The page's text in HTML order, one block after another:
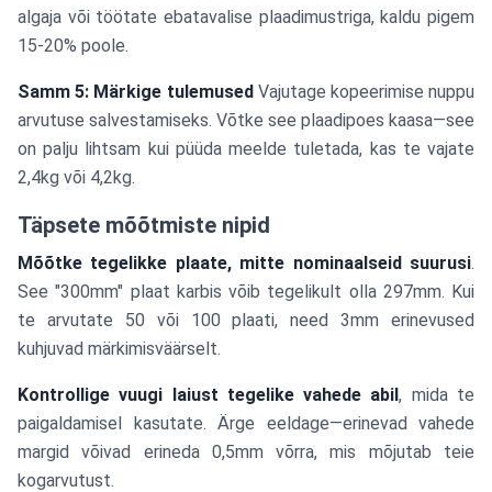
algaja või töötate ebatavalise plaadimustriga, kaldu pigem
15-20% poole.
Samm 5: Märkige tulemusedVajutage kopeerimise nuppu
arvutuse salvestamiseks. Võtke see plaadipoes kaasa—see
on palju lihtsam kui püüda meelde tuletada, kas te vajate
2,4kg või 4,2kg.
Täpsete mõõtmiste nipid
Mõõtke tegelikke plaate, mitte nominaalseid suurusi.
See "300mm" plaat karbis võib tegelikult olla 297mm. Kui
te arvutate 50 või 100 plaati, need 3mm erinevused
kuhjuvad märkimisväärselt.
Kontrollige vuugi laiust tegelike vahede abil, mida te
paigaldamisel kasutate. Ärge eeldage—erinevad vahede
margid võivad erineda 0,5mm võrra, mis mõjutab teie
kogarvutust.